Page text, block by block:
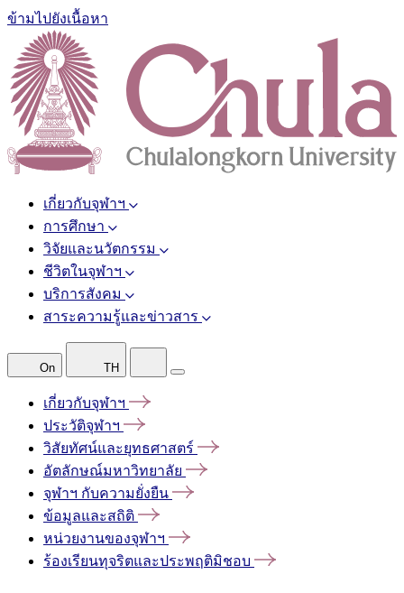
ข้ามไปยังเนื้อหา
เกี่ยวกับจุฬาฯ
การศึกษา
วิจัยและนวัตกรรม
ชีวิตในจุฬาฯ
บริการสังคม
สาระความรู้และข่าวสาร
On TH
เกี่ยวกับจุฬาฯ
ประวัติจุฬาฯ
วิสัยทัศน์และยุทธศาสตร์
อัตลักษณ์มหาวิทยาลัย
จุฬาฯ กับความยั่งยืน
ข้อมูลและสถิติ
หน่วยงานของจุฬาฯ
ร้องเรียนทุจริตและประพฤติมิชอบ